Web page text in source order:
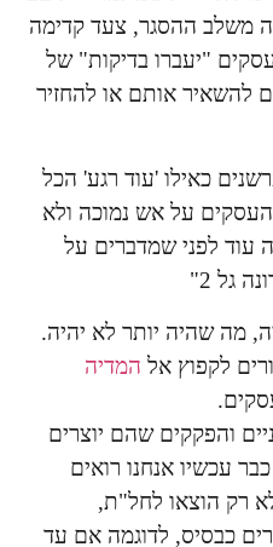
משלב ההסגר, צעד קדימה
"יעברו בדיקות" של
להשאיר אותם או להחזיר
כאילו 'עוד רגע' הכל
על אש נמוכה ולא
לפני שמדברים על
גל 2"
מה שהיה יותר לא יהיה.
לקפוץ אל המדיה
והפקקים שהם יוצרים
עכשיו אנחנו רואים
ולא רק הוצאו לחל"ת,
כבסיס, לדוגמה אם עד